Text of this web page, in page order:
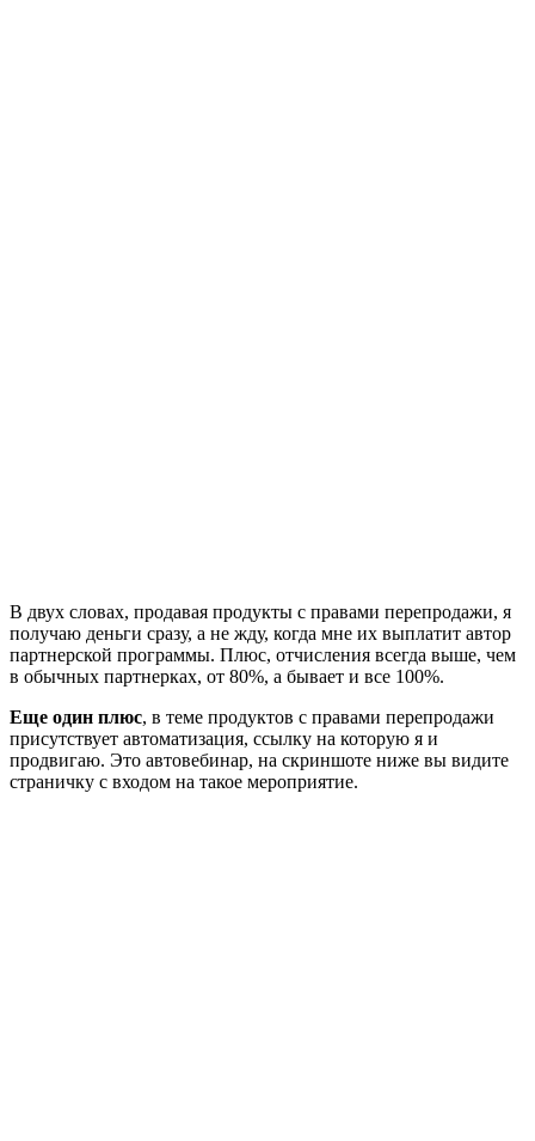
В двух словах, продавая продукты с правами перепродажи, я
получаю деньги сразу, а не жду, когда мне их выплатит автор
партнерской программы. Плюс, отчисления всегда выше, чем
в обычных партнерках, от 80%, а бывает и все 100%.
Еще один плюс, в теме продуктов с правами перепродажи
присутствует автоматизация, ссылку на которую я и
продвигаю. Это автовебинар, на скриншоте ниже вы видите
страничку с входом на такое мероприятие.